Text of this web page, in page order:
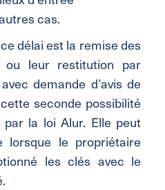
cas.
délai est la remise des
leur restitution par
demande d’avis de
seconde possibilité
la loi Alur. Elle peut
le propriétaire
les clés avec le